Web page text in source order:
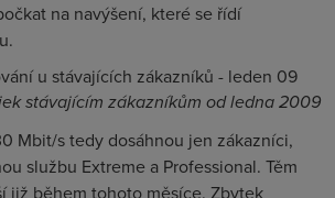
na navýšení, které se řídí
stávajícím zákazníkům od ledna 2009
Mbit/s tedy dosáhnou jen zákazníci,
službu Extreme a Professional. Těm
již během tohoto měsíce. Zbytek